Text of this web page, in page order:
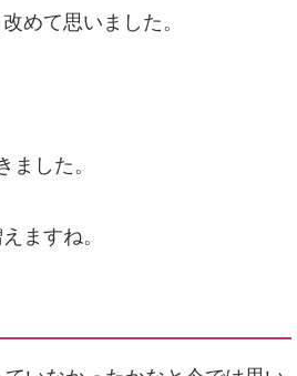
めて思いました。
した。
ますね。